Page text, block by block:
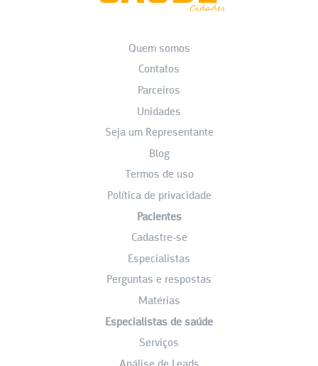
Quem somos
Contatos
Parceiros
Unidades
Seja um Representante
Blog
Termos de uso
Política de privacidade
Pacientes
Cadastre-se
Especialistas
Perguntas e respostas
Matérias
Especialistas de saúde
Serviços